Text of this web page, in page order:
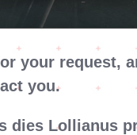
your request,
you.
dies Lollianus